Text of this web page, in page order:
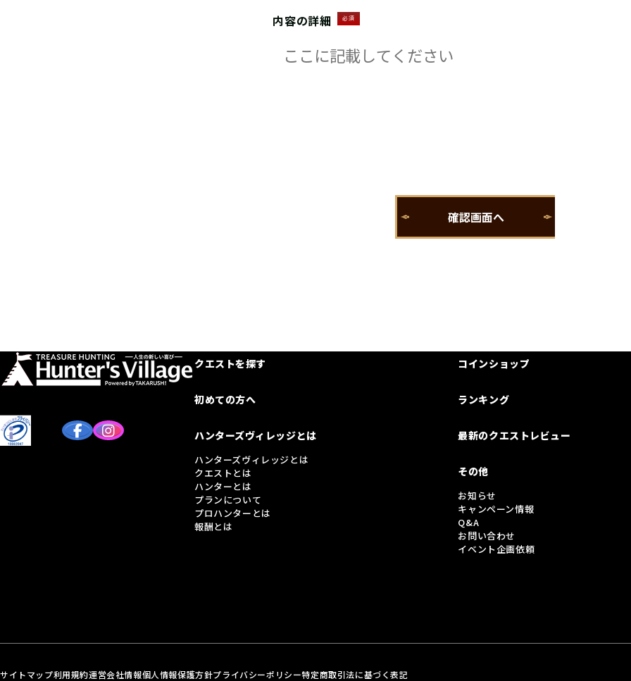
内容の詳細
必須
クエストを探す
初めての方へ
ハンターズヴィレッジとは
ハンターズヴィレッジとは
クエストとは
ハンターとは
プランについて
プロハンターとは
報酬とは
コインショップ
ランキング
最新のクエストレビュー
その他
お知らせ
キャンペーン情報
Q&A
お問い合わせ
イベント企画依頼
サイトマップ利用規約運営会社情報個人情報保護方針プライバシーポリシー特定商取引法に基づく表記